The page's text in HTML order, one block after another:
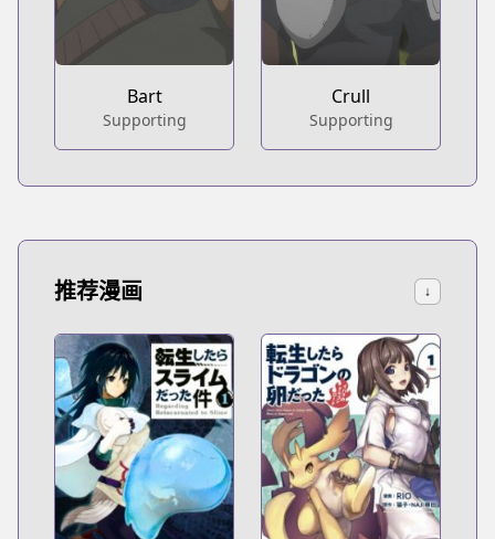
Bart
Supporting
Crull
Supporting
推荐漫画 ↓